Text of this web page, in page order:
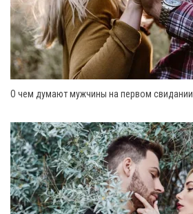
О чем думают мужчины на первом свидании